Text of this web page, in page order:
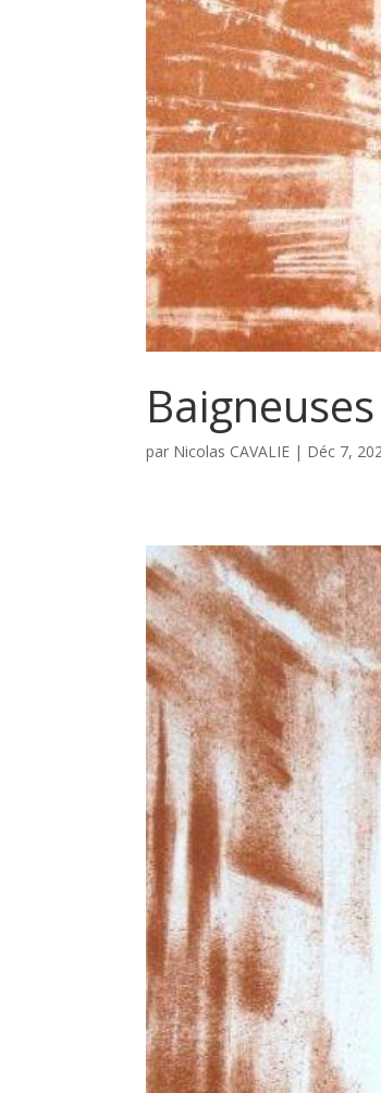
par Nicolas CAVALIE | Déc 7,